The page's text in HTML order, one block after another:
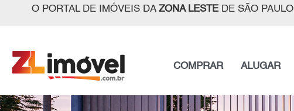
O PORTAL DE IMÓVEIS DA ZONA LESTEDE SÃO PAULO
COMPRAR ALUGAR